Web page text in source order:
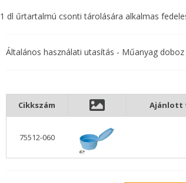
1 dl űrtartalmú csonti tárolására alkalmas
Általános használati utasítás - Műanyag doboz
Cikkszám Ajánlott
75512-060